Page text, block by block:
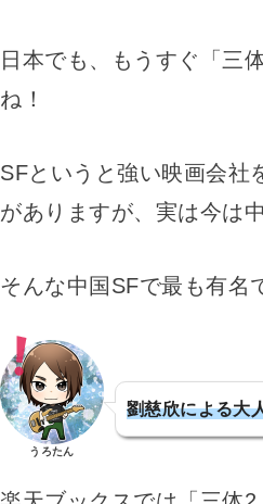
日本でも、もうすぐ「三
ね！
SFというと強い映画会社
がありますが、実は今は
そんな中国SFで最も有名
うろたん
劉慈欣による大